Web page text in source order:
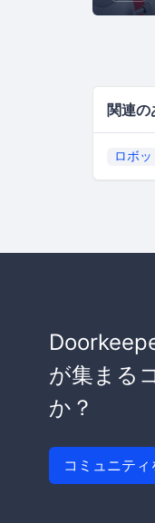
関連の
ロボッ
が集まる
か？
コミュニティ